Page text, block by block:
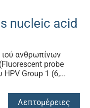
nucleic acid
ιού ανθρωπίνων
probe
Group 1 (6,...
Λεπτομέρειες